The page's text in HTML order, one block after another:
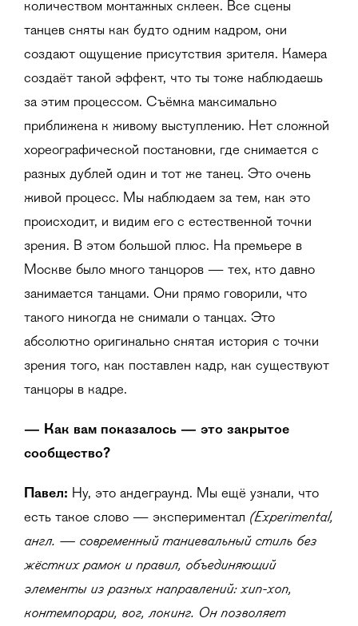
количеством монтажных склеек. Все сцены
танцев сняты как будто одним кадром, они
создают ощущение присутствия зрителя. Камера
создаёт такой эффект, что ты тоже наблюдаешь
за этим процессом. Съёмка максимально
приближена к живому выступлению. Нет сложной
хореографической постановки, где снимается с
разных дублей один и тот же танец. Это очень
живой процесс. Мы наблюдаем за тем, как это
происходит, и видим его с естественной точки
зрения. В этом большой плюс. На премьере в
Москве было много танцоров — тех, кто давно
занимается танцами. Они прямо говорили, что
такого никогда не снимали о танцах. Это
абсолютно оригинально снятая история с точки
зрения того, как поставлен кадр, как существуют
танцоры в кадре.
— Как вам показалось — это закрытое
сообщество?
Павел: Ну, это андеграунд. Мы ещё узнали, что
есть такое слово — экспериментал (Experimental,
англ. — современный танцевальный стиль без
жёстких рамок и правил, объединяющий
элементы из разных направлений: хип-хоп,
контемпорари, вог, локинг. Он позволяет